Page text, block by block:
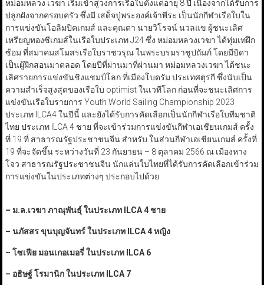
หม่อมหลวง เวฆา เริ่มเข้าสู่วงการเรือใบตั้งแต่อายุ 8 ปี เนื่องจากได้รับการ
ปลูกฝังจากครอบครัว ซึ่งมี เสด็จปู่พระองค์เจ้าพีระ เป็นนักกีฬาเรือใบใน
การแข่งขันโอลิมปิคเกมส์ และคุณตา นายวิโรจน์ นวลแข ผู้ชนะเลิศ
เหรียญทองซีเกมส์ในเรือใบประเภท J24 ซึ่ง หม่อมหลวงเวฆา ได้ทุ่มเทฝึก
ซ้อม ที่สมาคมสโมสรเรือใบราชวรุณ ในพระบรมราชูปถัมภ์ โดยมีบิดา
เป็นผู้ฝึกสอนมาตลอด โดยปีที่ผ่านมาที่ผ่านมา หม่อมหลวงเวฆา ได้ชนะ
เลิศรายการแข่งขันชิงแชมป์โลก ที่เมืองโบดรัม ประเทศตุรกี ซึ่งนับเป็น
ความสำเร็จสูงสุดของเรือใบ optimist ในเวทีโลก ก่อนที่จะชนะเลิศการ
แข่งขันเรือใบรายการ Youth World Sailing Championship 2023
ประเภท ILCA4 ในปีนี้ และยังได้รับการคัดเลือกเป็นนักกีฬาเรือใบทีมชาติ
ไทย ประเภท ILCA 4 ชาย ที่จะเข้าร่วมการแข่งขันกีฬาเอเชียนเกมส์ ครั้ง
ที่ 19 ที่ สาธารณรัฐประชาชนจีน สำหรับ ในส่วนกีฬาเอเชียนเกมส์ ครั้งที่
19 ที่จะจัดขึ้น ระหว่างวันที่ 23 กันยายน – 8 ตุลาคม 2566 ณ เมืองหาง
โจว สาธารณรัฐประชาชนจีน นักแล่นใบไทยที่ได้รับการคัดเลือกเข้าร่วม
การแข่งขันในประเภทต่างๆ ประกอบไปด้วย
– ม.ล.เวฆา ภาณุพันธุ์ ในประเภท ILCA 4ชาย
– นภัสสร ขุนบุญจันทร์ ในประเภท ILCA 4หญิง
– โซเฟีย มอนเกอเมอรี่ ในประเภท ILCA 6
– อธิษฐ์ โรมานิก ในประเภท ILCA 7